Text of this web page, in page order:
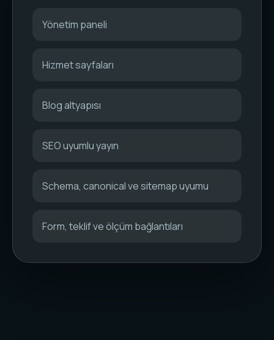
Yönetim paneli
Hizmet sayfaları
Blog altyapısı
SEO uyumlu yayın
Schema, canonical ve sitemap uyumu
Form, teklif ve ölçüm bağlantıları